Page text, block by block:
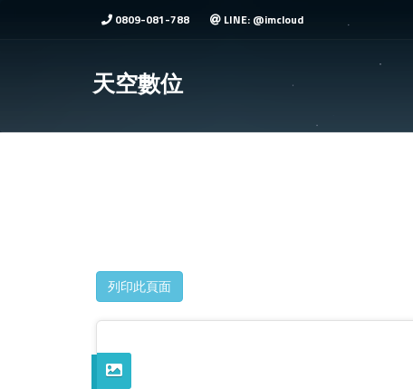
0809-081-788 LINE: @imcloud
天空數位